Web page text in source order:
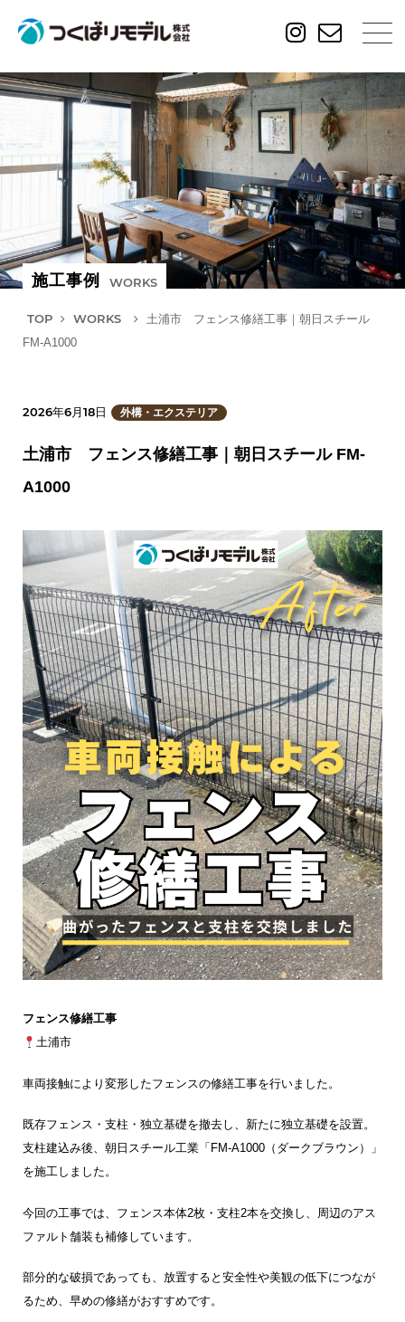
施工事例 WORKS
TOP WORKS
土浦市 フェンス修繕工事｜朝日スチール
FM-A1000
2026年6月18日 外構・エクステリア
土浦市 フェンス修繕工事｜朝日スチール FM-
A1000
フェンス修繕工事
土浦市
車両接触により変形したフェンスの修繕工事を行いました。
既存フェンス・支柱・独立基礎を撤去し、新たに独立基礎を設置。
支柱建込み後、朝日スチール工業「FM-A1000（ダークブラウン）」
を施工しました。
今回の工事では、フェンス本体2枚・支柱2本を交換し、周辺のアス
ファルト舗装も補修しています。
部分的な破損であっても、放置すると安全性や美観の低下につなが
るため、早めの修繕がおすすめです。